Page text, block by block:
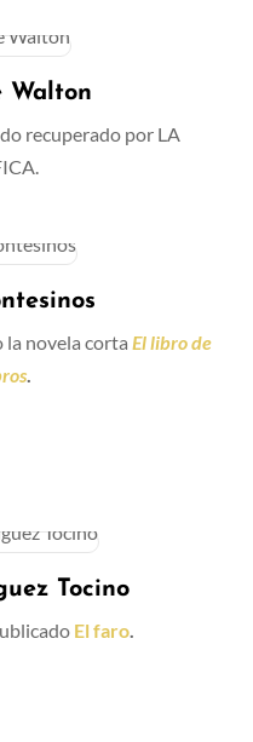
Walton
recuperado por LA
la novela corta El libro de
.
Tocino
El faro.